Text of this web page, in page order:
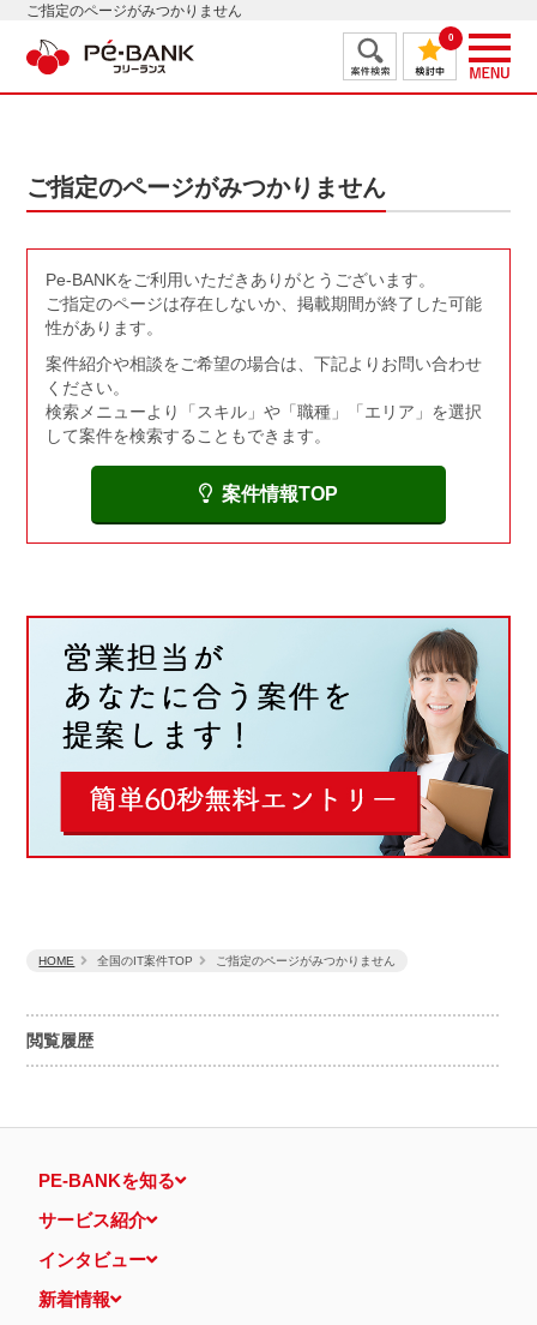
ご指定のページがみつかりません
0
閲覧履歴
HOME 全国のIT案件TOP ご指定のページがみつかりません
ご指定のページがみつかりません
Pe-BANKをご利用いただきありがとうございます。
ご指定のページは存在しないか、掲載期間が終了した可能
性があります。
案件紹介や相談をご希望の場合は、下記よりお問い合わせ
ください。
検索メニューより「スキル」や「職種」「エリア」を選択
して案件を検索することもできます。
案件情報TOP
PE-BANKを知る
サービス紹介
インタビュー
新着情報